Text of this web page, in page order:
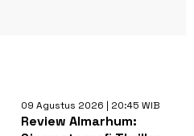
09 Agustus 2026 | 20:45 WIB
Review Almarhum: